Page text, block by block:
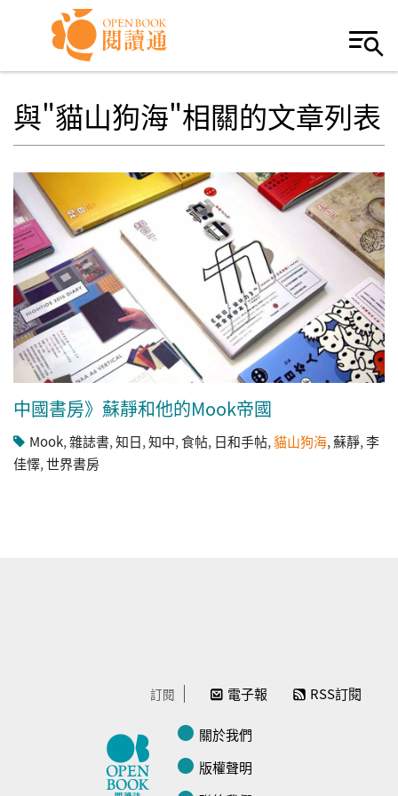
Skip to navigation
移至主內容
與"貓山狗海"相關的文章列表
中國書房》蘇靜和他的Mook帝國
Mook,雜誌書,知日,知中,食帖, 日和手帖,貓山狗海,蘇靜,李
佳懌,世界書房
訂閱 電子報 RSS訂閱
關於我們
版權聲明